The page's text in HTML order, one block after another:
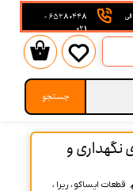
جستجو
65280448 -
021
۰
و